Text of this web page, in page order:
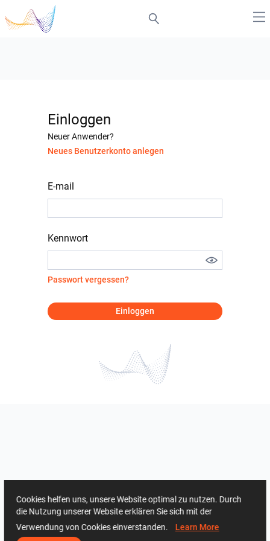
Einloggen
Neuer Anwender?
Neues Benutzerkonto anlegen
E-mail
Kennwort
Passwort vergessen?
Einloggen
Cookies helfen uns, unsere Website optimal zu nutzen. Durch
die Nutzung unserer Website erklären Sie sich mit der
Verwendung von Cookies einverstanden. Learn More